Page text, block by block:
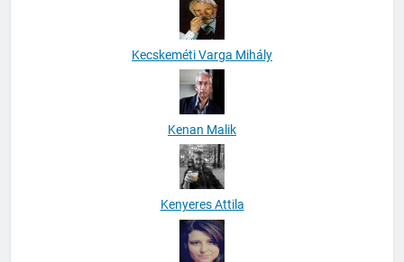
Kecskeméti Varga Mihály
Kenan Malik
Kenyeres Attila